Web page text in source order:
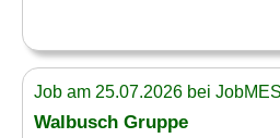
Job am 25.07.2026 bei
Walbusch Gruppe